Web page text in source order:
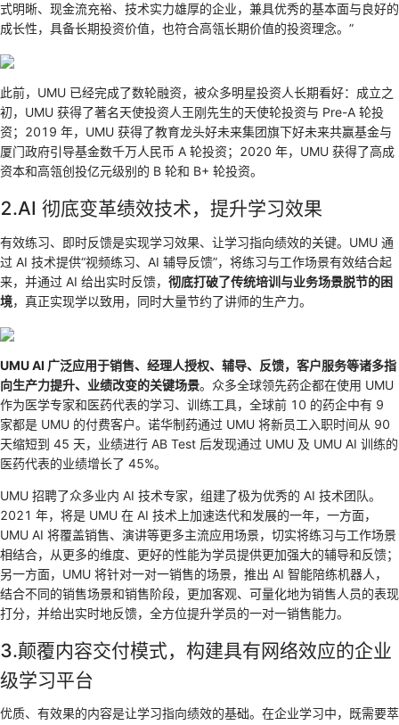
式明晰、现金流充裕、技术实力雄厚的企业，兼具优秀的基本面与良好的
成长性，具备长期投资价值，也符合高瓴长期价值的投资理念。”
此前，UMU 已经完成了数轮融资，被众多明星投资人长期看好：成立之
初，UMU 获得了著名天使投资人王刚先生的天使轮投资与 Pre-A 轮投
资；2019 年，UMU 获得了教育龙头好未来集团旗下好未来共赢基金与
厦门政府引导基金数千万人民币 A 轮投资；2020 年，UMU 获得了高成
资本和高瓴创投亿元级别的 B 轮和 B+ 轮投资。
2.AI 彻底变革绩效技术，提升学习效果
有效练习、即时反馈是实现学习效果、让学习指向绩效的关键。UMU 通
过 AI 技术提供“视频练习、AI 辅导反馈”，将练习与工作场景有效结合起
来，并通过 AI 给出实时反馈， 彻底打破了传统培训与业务场景脱节的困
境，真正实现学以致用，同时大量节约了讲师的生产力。
UMU AI 广泛应用于销售、经理人授权、辅导、反馈，客户服务等诸多指
向生产力提升、业绩改变的关键场景。众多全球领先药企都在使用 UMU
作为医学专家和医药代表的学习、训练工具，全球前 10 的药企中有 9
家都是 UMU 的付费客户。诺华制药通过 UMU 将新员工入职时间从 90
天缩短到 45 天，业绩进行 AB Test 后发现通过 UMU 及 UMU AI 训练的
医药代表的业绩增长了 45%。
UMU 招聘了众多业内 AI 技术专家，组建了极为优秀的 AI 技术团队。
2021 年，将是 UMU 在 AI 技术上加速迭代和发展的一年，一方面，
UMU AI 将覆盖销售、演讲等更多主流应用场景，切实将练习与工作场景
相结合，从更多的维度、更好的性能为学员提供更加强大的辅导和反馈；
另一方面，UMU 将针对一对一销售的场景，推出 AI 智能陪练机器人，
结合不同的销售场景和销售阶段，更加客观、可量化地为销售人员的表现
打分，并给出实时地反馈，全方位提升学员的一对一销售能力。
3.颠覆内容交付模式，构建具有网络效应的企业
级学习平台
优质、有效果的内容是让学习指向绩效的基础。在企业学习中，既需要萃